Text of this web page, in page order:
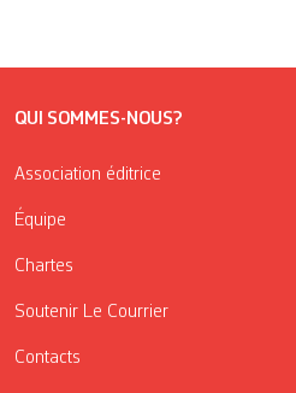
QUI SOMMES-NOUS?
Association éditrice
Équipe
Chartes
Soutenir Le Courrier
Contacts